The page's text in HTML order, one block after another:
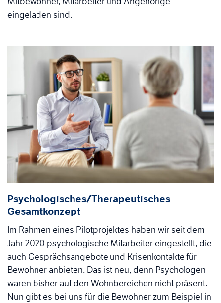
eingeladen sind.
Psychologisches/Therapeutisches
Gesamtkonzept
Im Rahmen eines Pilotprojektes haben wir seit dem
Jahr 2020 psychologische Mitarbeiter eingestellt, die
auch Gesprächsangebote und Krisenkontakte für
Bewohner anbieten. Das ist neu, denn Psychologen
waren bisher auf den Wohnbereichen nicht präsent.
Nun gibt es bei uns für die Bewohner zum Beispiel in